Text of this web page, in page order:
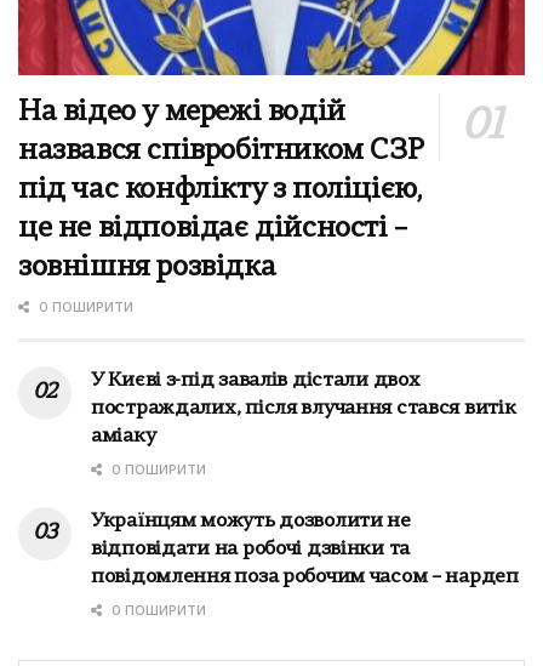
На відео у мережі водій
назвався співробітником СЗР
під час конфлікту з поліцією,
це не відповідає дійсності –
зовнішня розвідка
0 ПОШИРИТИ
У Києві з-під завалів дістали двох
постраждалих, після влучання стався витік
аміаку
0 ПОШИРИТИ
Українцям можуть дозволити не
відповідати на робочі дзвінки та
повідомлення поза робочим часом – нардеп
0 ПОШИРИТИ